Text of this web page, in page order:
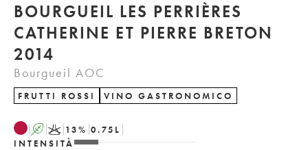
BOURGUEIL LES PERRIÈRES
CATHERINE ET PIERRE BRETON
2014
Bourgueil AOC
FRUTTI ROSSI VINO GASTRONOMICO
A K 13% 0.75 L
INTENSITÀ